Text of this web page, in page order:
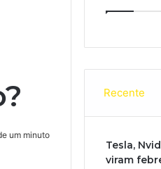
um minuto
Recente
Tesla,
viram